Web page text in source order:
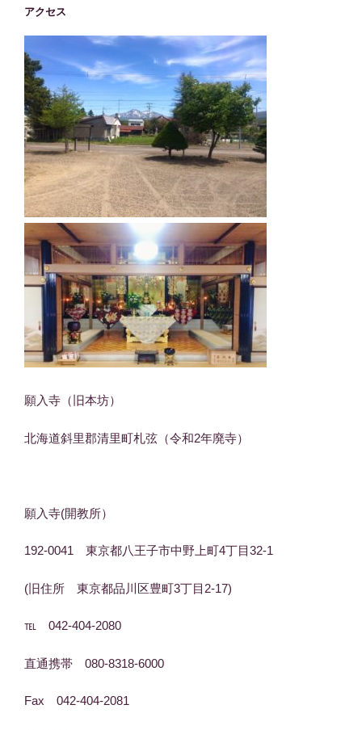
アクセス
願入寺（旧本坊）
北海道斜里郡清里町札弦（令和2年廃寺）
願入寺(開教所）
192-0041 東京都八王子市中野上町4丁目32-1
(旧住所 東京都品川区豊町3丁目2-17)
℡ 042-404-2080
直通携帯 080-8318-6000
Fax 042-404-2081